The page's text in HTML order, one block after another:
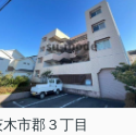
木市郡３丁目